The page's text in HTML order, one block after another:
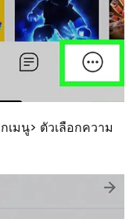
มนู> ตัวเลือกความ